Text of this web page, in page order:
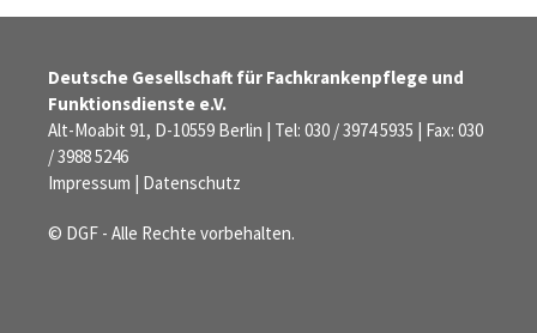
Deutsche Gesellschaft für Fachkrankenpflege und
Funktionsdienste e.V.
Alt-Moabit 91, D-10559 Berlin | Tel: 030 / 3974 5935 | Fax: 030
/ 3988 5246
Impressum | Datenschutz
© DGF - Alle Rechte vorbehalten.